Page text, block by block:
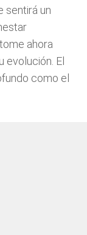
sentirá un
ahora
evolución. El
como el